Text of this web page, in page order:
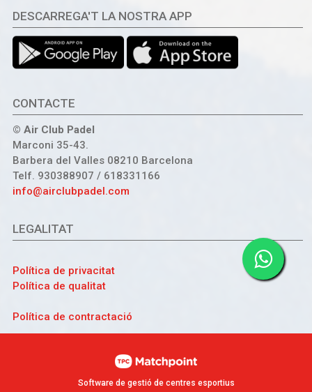
DESCARREGA'T LA NOSTRA APP
CONTACTE
© Air Club Padel
Marconi 35-43.
Barbera del Valles 08210 Barcelona
Telf. 930388907 / 618331166
info@airclubpadel.com
LEGALITAT
Política de privacitat
Política de qualitat
Política de contractació
Software de gestió de centres esportius